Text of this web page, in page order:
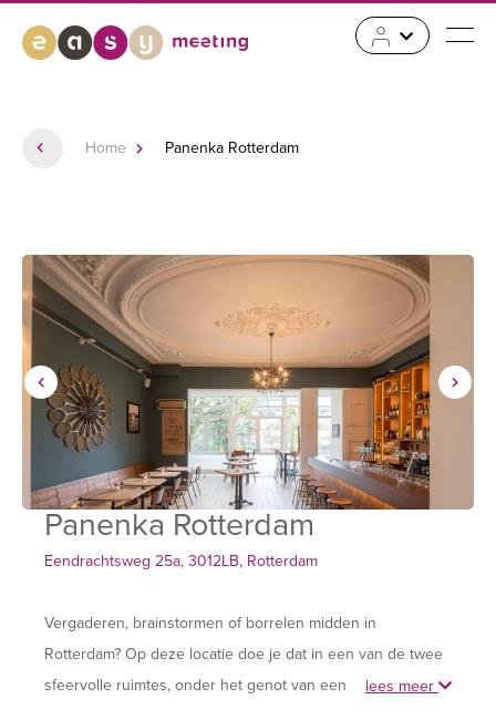
Home Panenka Rotterdam
Panenka Rotterdam
Eendrachtsweg 25a, 3012LB, Rotterdam
Vergaderen, brainstormen of borrelen midden in
Rotterdam? Op deze locatie doe je dat in een van de twee
sfeervolle ruimtes, onder het genot van een lekker hapje
lees meer